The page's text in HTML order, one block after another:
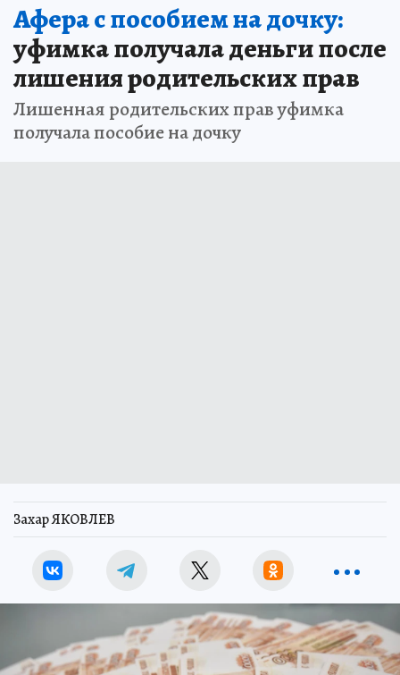
Афера с пособием на дочку:
уфимка получала деньги после
лишения родительских прав
Лишенная родительских прав уфимка
получала пособие на дочку
Захар ЯКОВЛЕВ